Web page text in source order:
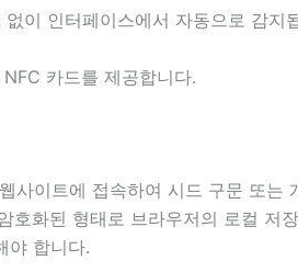
이 인터페이스에서 자동으로 감지
카드를 제공합니다.
사이트에 접속하여 시드 구문 또는
화된 형태로 브라우저의 로컬 저
야 합니다.